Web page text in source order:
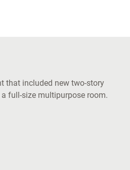
that included new two-story
full-size multipurpose room.